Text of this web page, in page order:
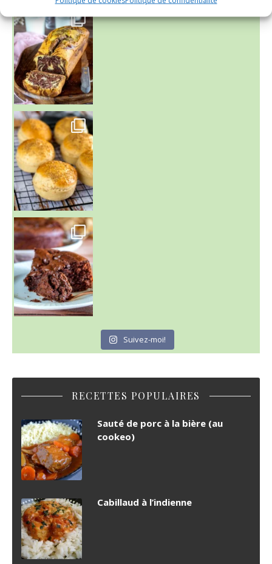
~ BUNS MAISON ~
Un peu de boulange par ici au
~ GÂTEAU FONDANT CHOCO NOISETTE ~
C'est lundi
Suivez-moi!
RECETTES POPULAIRES
Sauté de porc à la bière (au
cookeo)
Cabillaud à l’indienne